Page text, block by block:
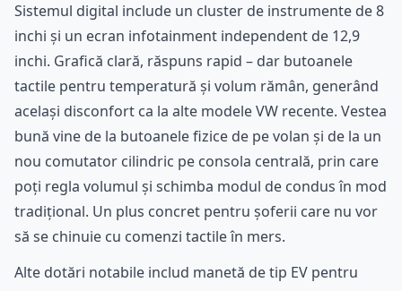
Sistemul digital include un cluster de instrumente de 8
inchi și un ecran infotainment independent de 12,9
inchi. Grafică clară, răspuns rapid – dar butoanele
tactile pentru temperatură și volum rămân, generând
același disconfort ca la alte modele VW recente. Vestea
bună vine de la butoanele fizice de pe volan și de la un
nou comutator cilindric pe consola centrală, prin care
poți regla volumul și schimba modul de condus în mod
tradițional. Un plus concret pentru șoferii care nu vor
să se chinuie cu comenzi tactile în mers.
Alte dotări notabile includ manetă de tip EV pentru